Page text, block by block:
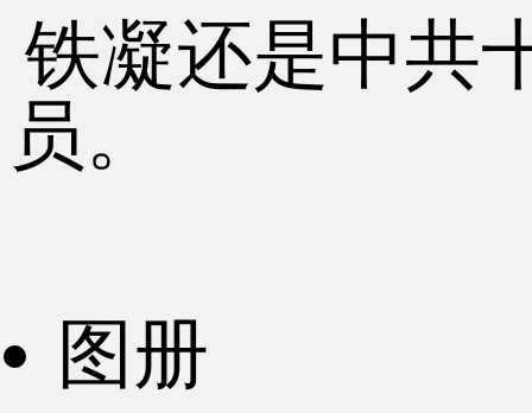
铁凝还是中共
员。
图册